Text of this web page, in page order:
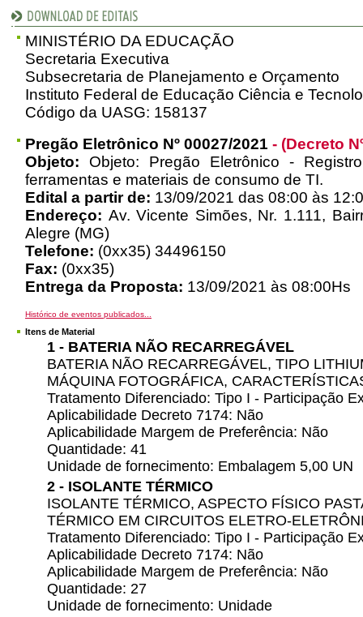
MINISTÉRIO DA EDUCAÇÃO
Secretaria Executiva
Subsecretaria de Planejamento e Orçamento
Instituto Federal de Educação Ciência e
Código da UASG: 158137
Pregão Eletrônico Nº 00027/2021 - (Decreto
Objeto: Objeto: Pregão Eletrônico -
ferramentas e materiais de consumo de TI.
Edital a partir de: 13/09/2021 das 08:00 às
Endereço: Av. Vicente Simões, Nr. 1.111,
Alegre (MG)
Telefone: (0xx35) 34496150
Fax: (0xx35)
Entrega da Proposta: 13/09/2021 às 08:00Hs
Histórico de eventos publicados...
Itens de Material
1 - BATERIA NÃO RECARREGÁVEL
BATERIA NÃO RECARREGÁVEL, TIPO
MÁQUINA FOTOGRÁFICA,
Tratamento Diferenciado: Tipo I - Participação
Aplicabilidade Decreto 7174: Não
Aplicabilidade Margem de Preferência: Não
Quantidade: 41
Unidade de fornecimento: Embalagem 5,00 UN
2 - ISOLANTE TÉRMICO
ISOLANTE TÉRMICO, ASPECTO FÍSICO
TÉRMICO EM CIRCUITOS ELETRO-
Tratamento Diferenciado: Tipo I - Participação
Aplicabilidade Decreto 7174: Não
Aplicabilidade Margem de Preferência: Não
Quantidade: 27
Unidade de fornecimento: Unidade